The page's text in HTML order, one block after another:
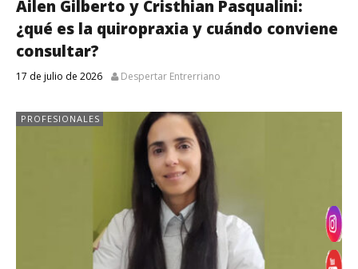
Ailen Gilberto y Cristhian Pasqualini:
¿qué es la quiropraxia y cuándo conviene
consultar?
17 de julio de 2026 Despertar Entrerriano
PROFESIONALES